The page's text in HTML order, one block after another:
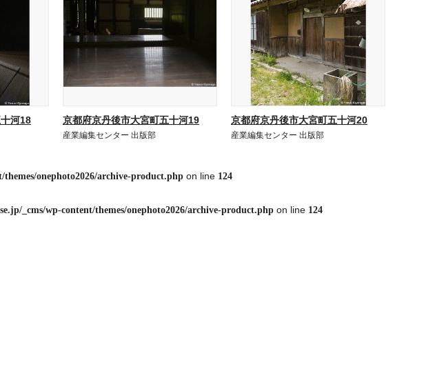
河18 京都府京丹後市大宮町五十河19
産業編集センター 出版部
京都府京丹後市大宮町五十河20
産業編集センター 出版部
onephoto2026/archive-product.php on line 124
_cms/wp-content/themes/onephoto2026/archive-product.php on line 124